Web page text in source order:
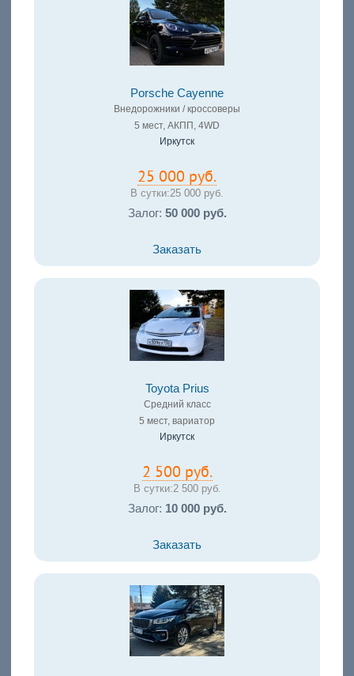
Porsche Cayenne
Внедорожники / кроссоверы
5 мест, АКПП, 4WD
Иркутск
25 000 руб.
В сутки:25 000 руб.
Залог: 50 000 руб.
Заказать
Toyota Prius
Средний класс
5 мест, вариатор
Иркутск
2 500 руб.
В сутки:2 500 руб.
Залог: 10 000 руб.
Заказать